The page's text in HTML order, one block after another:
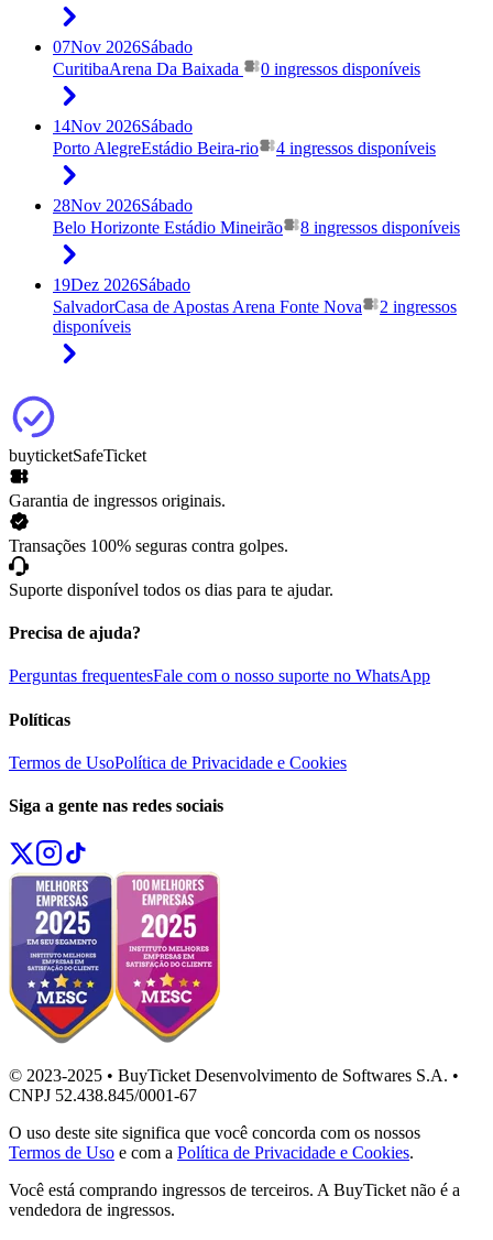
07Nov 2026Sábado
CuritibaArena Da Baixada 0 ingressos disponíveis
14Nov 2026Sábado
Porto AlegreEstádio Beira-rio 4 ingressos disponíveis
28Nov 2026Sábado
Belo Horizonte Estádio Mineirão 8 ingressos disponíveis
19Dez 2026Sábado
SalvadorCasa de Apostas Arena Fonte Nova
2 ingressos
disponíveis
buyticketSafeTicket
Garantia de ingressos originais.
Transações 100% seguras contra golpes.
Suporte disponível todos os dias para te ajudar.
Precisa de ajuda?
Perguntas frequentesFale com o nosso suporte no WhatsApp
Políticas
Termos de UsoPolítica de Privacidade e Cookies
Siga a gente nas redes sociais
© 2023-2025 • BuyTicket Desenvolvimento de Softwares S.A. •
CNPJ 52.438.845/0001-67
O uso deste site significa que você concorda com os nossos
Termos de Uso e com a Política de Privacidade e Cookies.
Você está comprando ingressos de terceiros. A BuyTicket não é a
vendedora de ingressos.